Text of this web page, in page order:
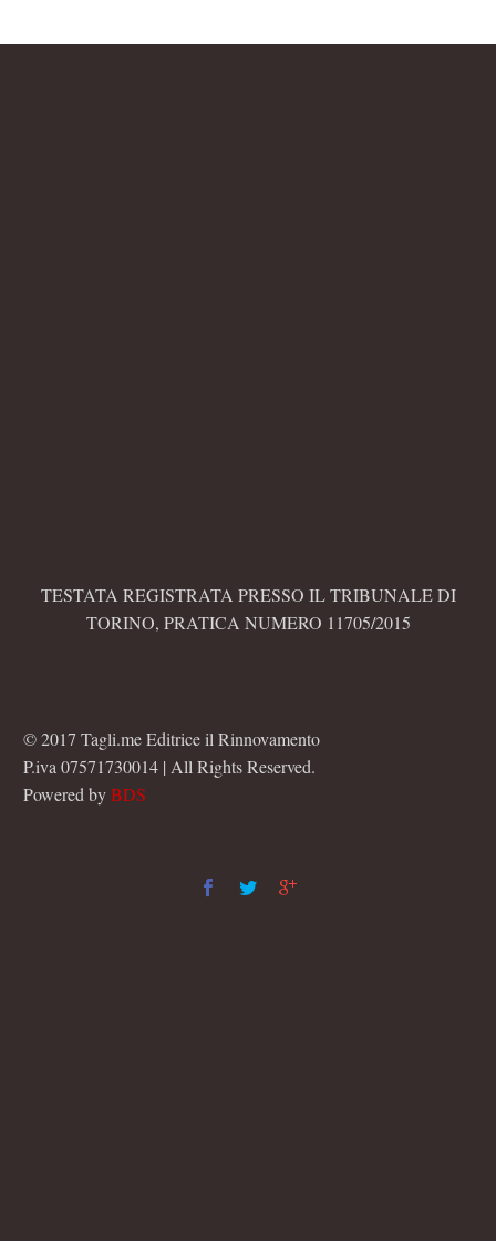
TESTATA REGISTRATA PRESSO IL TRIBUNALE DI
TORINO, PRATICA NUMERO 11705/2015
© 2017 Tagli.me Editrice il Rinnovamento
P.iva 07571730014 | All Rights Reserved.
Powered byBDS